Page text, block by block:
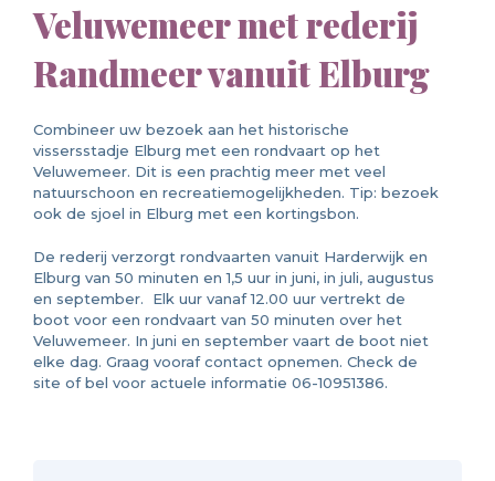
Veluwemeer met rederij
Randmeer vanuit Elburg
Combineer uw bezoek aan het historische
vissersstadje Elburg met een rondvaart op het
Veluwemeer. Dit is een prachtig meer met veel
natuurschoon en recreatiemogelijkheden. Tip: bezoek
ook de sjoel in Elburg met een kortingsbon.
De rederij verzorgt rondvaarten vanuit Harderwijk en
Elburg van 50 minuten en 1,5 uur in juni, in juli, augustus
en september. Elk uur vanaf 12.00 uur vertrekt de
boot voor een rondvaart van 50 minuten over het
Veluwemeer. In juni en september vaart de boot niet
elke dag. Graag vooraf contact opnemen. Check de
site of bel voor actuele informatie 06-10951386.